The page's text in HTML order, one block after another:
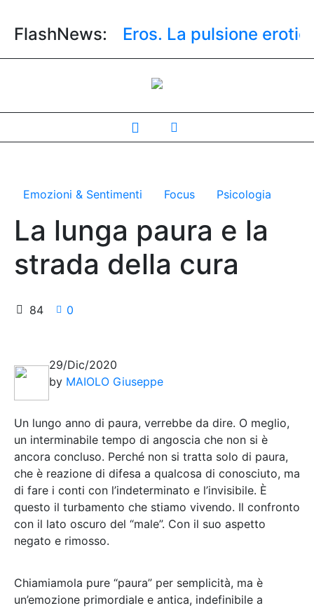
FlashNews:Eros. La pulsione erotica
Emozioni & Sentimenti Focus Psicologia
La lunga paura e la
strada della cura
84 0
29/Dic/2020
by MAIOLO Giuseppe
Un lungo anno di paura, verrebbe da dire. O meglio,
un interminabile tempo di angoscia che non si è
ancora concluso. Perché non si tratta solo di paura,
che è reazione di difesa a qualcosa di conosciuto, ma
di fare i conti con l’indeterminato e l’invisibile. È
questo il turbamento che stiamo vivendo. Il confronto
con il lato oscuro del “male”. Con il suo aspetto
negato e rimosso.
Chiamiamola pure “paura” per semplicità, ma è
un’emozione primordiale e antica, indefinibile a